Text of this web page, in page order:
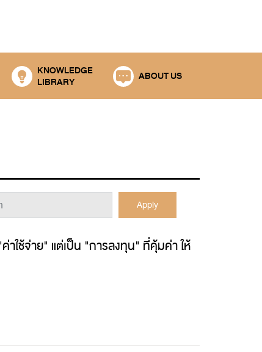
KNOWLEDGE
LIBRARY
ABOUT US
Apply
าใช้จ่าย" แต่เป็น "การลงทุน" ที่คุ้มค่า ให้